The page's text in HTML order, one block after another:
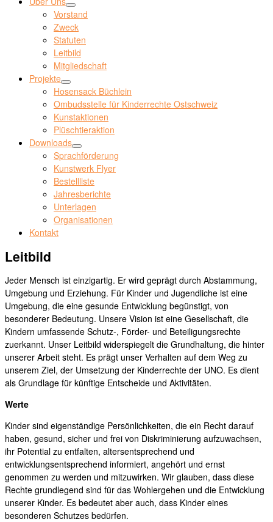
Vorstand
Zweck
Statuten
Leitbild
Mitgliedschaft
Projekte
Hosensack Büchlein
Ombudsstelle für Kinderrechte Ostschweiz
Kunstaktionen
Plüschtieraktion
Downloads
Sprachförderung
Kunstwerk Flyer
Bestellliste
Jahresberichte
Unterlagen
Organisationen
Kontakt
Leitbild
Jeder Mensch ist einzigartig. Er wird geprägt durch Abstammung,
Umgebung und Erziehung. Für Kinder und Jugendliche ist eine
Umgebung, die eine gesunde Entwicklung begünstigt, von
besonderer Bedeutung. Unsere Vision ist eine Gesellschaft, die
Kindern umfassende Schutz-, Förder- und Beteiligungsrechte
zuerkannt. Unser Leitbild widerspiegelt die Grundhaltung, die hinter
unserer Arbeit steht. Es prägt unser Verhalten auf dem Weg zu
unserem Ziel, der Umsetzung der Kinderrechte der UNO. Es dient
als Grundlage für künftige Entscheide und Aktivitäten.
Werte
Kinder sind eigenständige Persönlichkeiten, die ein Recht darauf
haben, gesund, sicher und frei von Diskriminierung aufzuwachsen,
ihr Potential zu entfalten, altersentsprechend und
entwicklungsentsprechend informiert, angehört und ernst
genommen zu werden und mitzuwirken. Wir glauben, dass diese
Rechte grundlegend sind für das Wohlergehen und die Entwicklung
unserer Kinder. Es bedeutet aber auch, dass Kinder eines
besonderen Schutzes bedürfen.